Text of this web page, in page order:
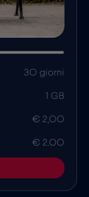
30 giorni
1 GB
€ 2,00
€ 2.00